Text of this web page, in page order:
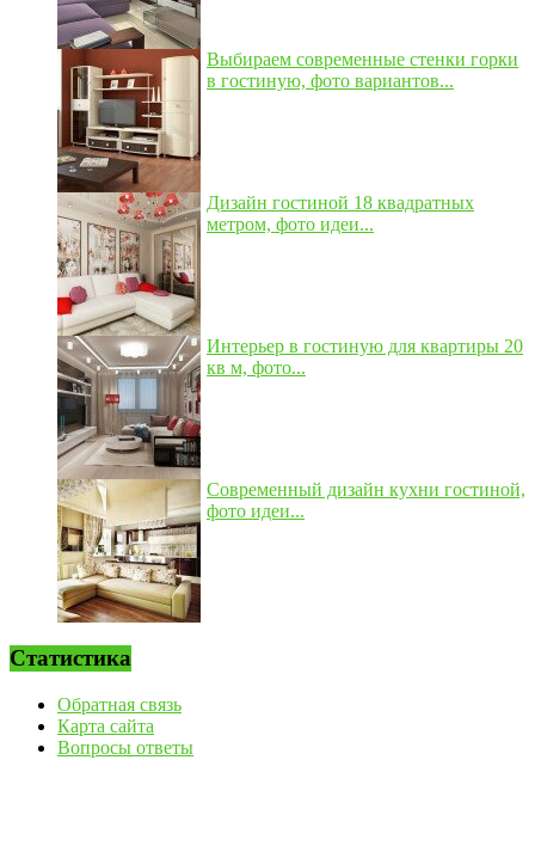
Выбираем современные стенки горки
в гостиную, фото вариантов...
Дизайн гостиной 18 квадратных
метром, фото идеи...
Интерьер в гостиную для квартиры 20
кв м, фото...
Современный дизайн кухни гостиной,
фото идеи...
Статистика
Обратная связь
Карта сайта
Вопросы ответы